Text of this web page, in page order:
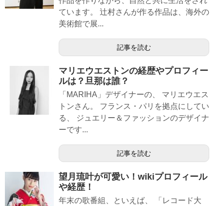
ています。 辻村さんが作る作品は、海外の
美術館で展...
記事を読む
マリエウエストンの経歴やプロフィー
ルは？旦那は誰？
「MARIHA」デザイナーの、 マリエウエス
トンさん。 フランス・パリを拠点にしてい
る、 ジュエリー＆ファッションのデザイナ
ーです...
記事を読む
望月琉叶が可愛い！wikiプロフィール
や経歴！
年末の歌番組、といえば、 「レコード大